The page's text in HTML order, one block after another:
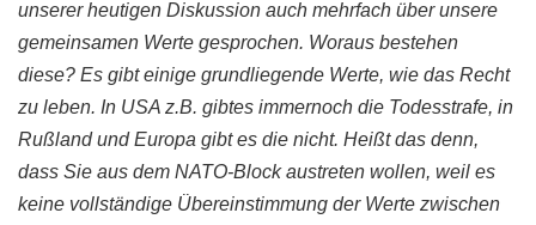
unserer heutigen Diskussion auch mehrfach über unsere
gemeinsamen Werte gesprochen. Woraus bestehen
diese? Es gibt einige grundliegende Werte, wie das Recht
zu leben. In USA z.B. gibtes immernoch die Todesstrafe, in
Rußland und Europa gibt es die nicht. Heißt das denn,
dass Sie aus dem NATO-Block austreten wollen, weil es
keine vollständige Übereinstimmung der Werte zwischen